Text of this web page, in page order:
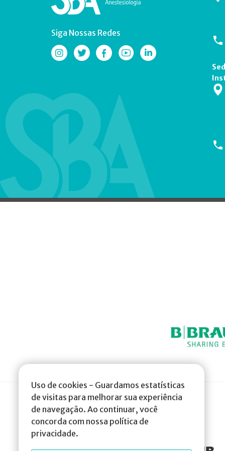
Uso de cookies - Guardamos estatísticas
de visitas para melhorar sua experiência
de navegação. Ao continuar, você
concorda com nossa política de
privacidade.
Siga Nossas Redes